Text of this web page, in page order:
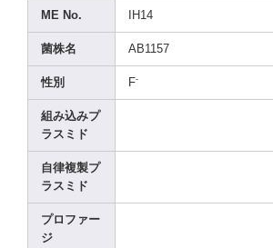
ME No. IH14
菌株名 AB1157
性別 F-
組み込みプ
ラスミド
自律複製プ
ラスミド
プロファー
ジ